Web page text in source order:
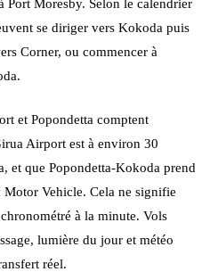
Port Moresby. Selon le calendrier
se diriger vers Kokoda puis
Corner, ou commencer à
et Popondetta comptent
Airport est à environ 30
et que Popondetta-Kokoda prend
Vehicle. Cela ne signifie
à la minute. Vols
lumière du jour et météo
réel.